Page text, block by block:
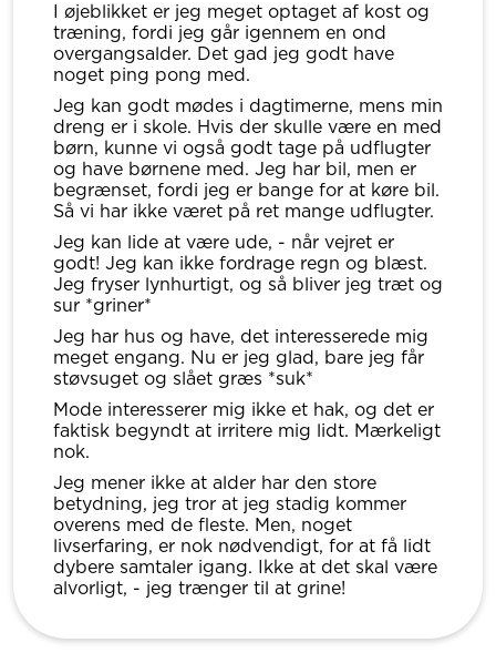
I øjeblikket er jeg meget optaget af kost og
træning, fordi jeg går igennem en ond
overgangsalder. Det gad jeg godt have
noget ping pong med.
Jeg kan godt mødes i dagtimerne, mens min
dreng er i skole. Hvis der skulle være en med
børn, kunne vi også godt tage på udflugter
og have børnene med. Jeg har bil, men er
begrænset, fordi jeg er bange for at køre bil.
Så vi har ikke været på ret mange udflugter.
Jeg kan lide at være ude, - når vejret er
godt! Jeg kan ikke fordrage regn og blæst.
Jeg fryser lynhurtigt, og så bliver jeg træt og
sur *griner*
Jeg har hus og have, det interesserede mig
meget engang. Nu er jeg glad, bare jeg får
støvsuget og slået græs *suk*
Mode interesserer mig ikke et hak, og det er
faktisk begyndt at irritere mig lidt. Mærkeligt
nok.
Jeg mener ikke at alder har den store
betydning, jeg tror at jeg stadig kommer
overens med de fleste. Men, noget
livserfaring, er nok nødvendigt, for at få lidt
dybere samtaler igang. Ikke at det skal være
alvorligt, - jeg trænger til at grine!